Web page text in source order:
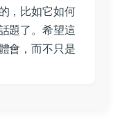
，比如它如何
題了。希望這
會，而不只是